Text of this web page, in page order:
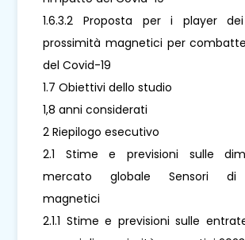
1.6.3.2 Proposta per i player
prossimità magnetici per
del Covid-19
1.7 Obiettivi dello studio
1,8 anni considerati
2 Riepilogo esecutivo
2.1 Stime e previsioni sulle
mercato globale Sensori di
magnetici
2.1.1 Stime e previsioni sulle